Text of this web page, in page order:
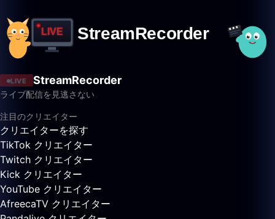
LIVE StreamRecorder
ライブ配信を見逃さない
注目のクリエイター
クリエイターを探す
TikTok クリエイター
Twitch クリエイター
Kick クリエイター
YouTube クリエイター
AfreecaTV クリエイター